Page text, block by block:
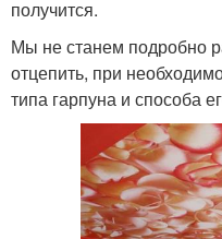
получится.
Мы не станем подробно
отцепить, при
типа гарпуна и способа